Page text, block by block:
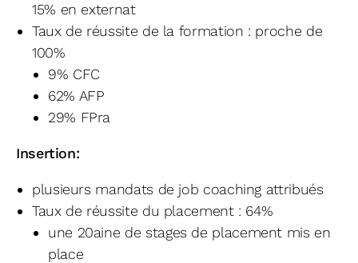
15% en externat
Taux de réussite de la formation : proche de
100%
9% CFC
62% AFP
29% FPra
Insertion:
plusieurs mandats de job coaching attribués
Taux de réussite du placement : 64%
une 20aine de stages de placement mis en
place